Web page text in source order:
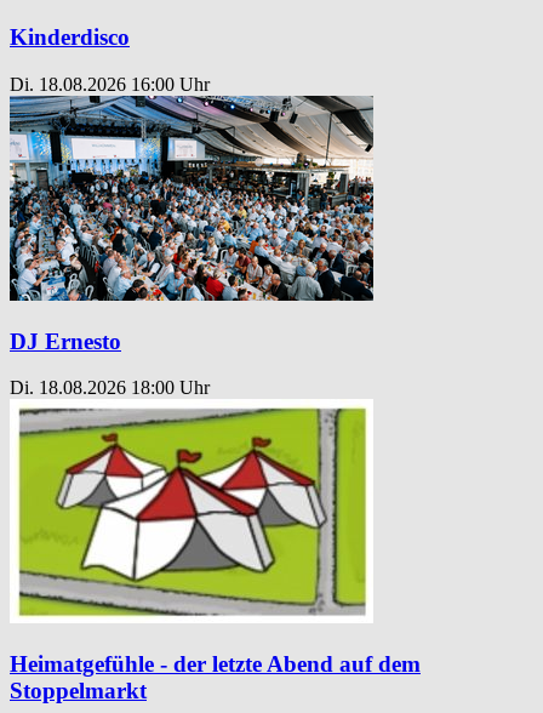
Kinderdisco
Di. 18.08.2026 16:00 Uhr
DJ Ernesto
Di. 18.08.2026 18:00 Uhr
Heimatgefühle - der letzte Abend auf dem
Stoppelmarkt